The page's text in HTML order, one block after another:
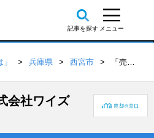
兵庫県 西宮市 「売却の窓口」 株式会社ワイズワンホーム
会社ワイズ